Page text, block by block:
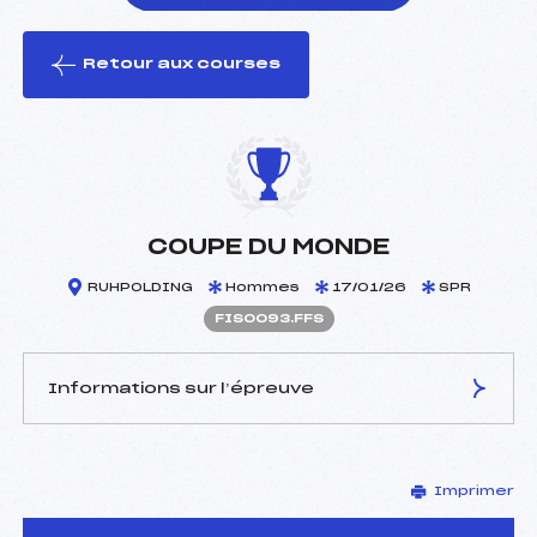
le ski
Retour aux courses
COUPE DU MONDE
RUHPOLDING Hommes 17/01/26 SPR
FIS0093.FFS
Informations sur l’épreuve
–
D.T Adjoint :
–
Imprimer